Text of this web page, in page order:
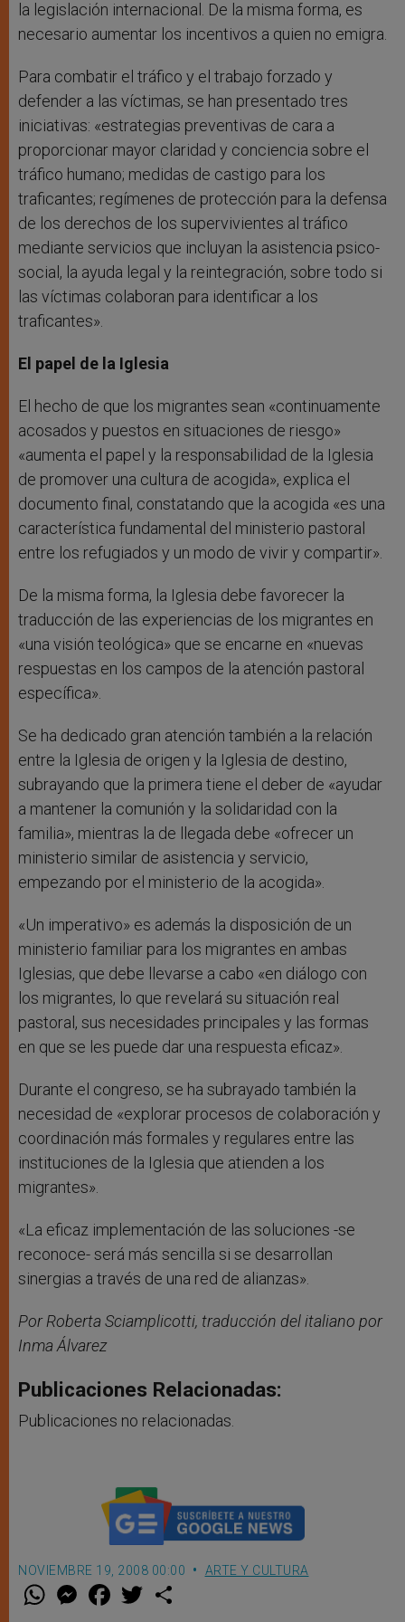
la legislación internacional. De la misma forma, es
necesario aumentar los incentivos a quien no emigra.
Para combatir el tráfico y el trabajo forzado y
defender a las víctimas, se han presentado tres
iniciativas: «estrategias preventivas de cara a
proporcionar mayor claridad y conciencia sobre el
tráfico humano; medidas de castigo para los
traficantes; regímenes de protección para la defensa
de los derechos de los supervivientes al tráfico
mediante servicios que incluyan la asistencia psico-
social, la ayuda legal y la reintegración, sobre todo si
las víctimas colaboran para identificar a los
traficantes».
El papel de la Iglesia
El hecho de que los migrantes sean «continuamente
acosados y puestos en situaciones de riesgo»
«aumenta el papel y la responsabilidad de la Iglesia
de promover una cultura de acogida», explica el
documento final, constatando que la acogida «es una
característica fundamental del ministerio pastoral
entre los refugiados y un modo de vivir y compartir».
De la misma forma, la Iglesia debe favorecer la
traducción de las experiencias de los migrantes en
«una visión teológica» que se encarne en «nuevas
respuestas en los campos de la atención pastoral
específica».
Se ha dedicado gran atención también a la relación
entre la Iglesia de origen y la Iglesia de destino,
subrayando que la primera tiene el deber de «ayudar
a mantener la comunión y la solidaridad con la
familia», mientras la de llegada debe «ofrecer un
ministerio similar de asistencia y servicio,
empezando por el ministerio de la acogida».
«Un imperativo» es además la disposición de un
ministerio familiar para los migrantes en ambas
Iglesias, que debe llevarse a cabo «en diálogo con
los migrantes, lo que revelará su situación real
pastoral, sus necesidades principales y las formas
en que se les puede dar una respuesta eficaz».
Durante el congreso, se ha subrayado también la
necesidad de «explorar procesos de colaboración y
coordinación más formales y regulares entre las
instituciones de la Iglesia que atienden a los
migrantes».
«La eficaz implementación de las soluciones -se
reconoce- será más sencilla si se desarrollan
sinergias a través de una red de alianzas».
Por Roberta Sciamplicotti, traducción del italiano por
Inma Álvarez
Publicaciones Relacionadas:
Publicaciones no relacionadas.
NOVIEMBRE 19, 2008 00:00 ARTE Y CULTURA
W M
e
F
a w